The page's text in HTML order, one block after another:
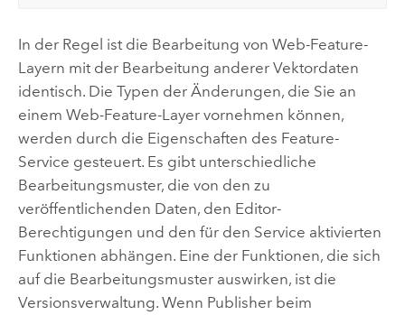
In der Regel ist die Bearbeitung von Web-Feature-
Layern mit der Bearbeitung anderer Vektordaten
identisch. Die Typen der Änderungen, die Sie an
einem Web-Feature-Layer vornehmen können,
werden durch die Eigenschaften des Feature-
Service gesteuert. Es gibt unterschiedliche
Bearbeitungsmuster, die von den zu
veröffentlichenden Daten, den Editor-
Berechtigungen und den für den Service aktivierten
Funktionen abhängen. Eine der Funktionen, die sich
auf die Bearbeitungsmuster auswirken, ist die
Versionsverwaltung. Wenn Publisher beim